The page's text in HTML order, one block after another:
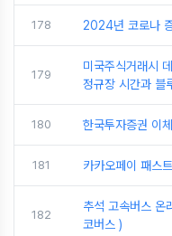
178 2024년 코로나
179
미국주식거래시
정규장 시간과 블
180 한국투자증권 이
181 카카오페이 패스
182
추석 고속버스 온
코버스 )